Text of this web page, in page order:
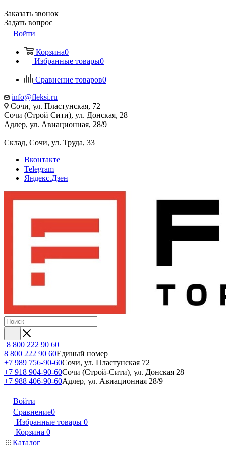
Заказать звонок
Задать вопрос
Войти
Корзина0
Избранные товары0
Сравнение товаров0
info@fleksi.ru
Сочи, ул. Пластунская, 72
Сочи (Строй Сити), ул. Донская, 28
Адлер, ул. Авиационная, 28/9
Склад, Сочи, ул. Труда, 33
Вконтакте
Telegram
Яндекс.Дзен
8 800 222 90 60
8 800 222 90 60Единый номер
+7 989 756-90-60Сочи, ул. Пластунская 72
+7 918 904-90-60Сочи (Строй-Сити), ул. Донская 28
+7 988 406-90-60Адлер, ул. Авиационная 28/9
Войти
Сравнение0
Избранные товары 0
Корзина 0
Каталог